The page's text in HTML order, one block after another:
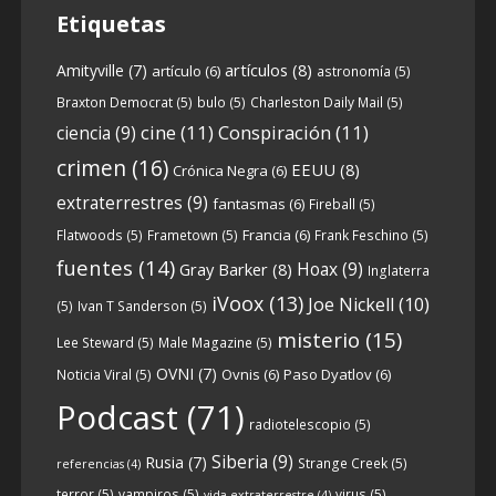
6 0 View on facebook
Crónicas de Nantucket
5 years ago
Descargar
https://www.ivoox.com/cdn-6x05-8211-
qanon-parte-1-origenes-audios-
mp3_rf_67157433_1.html
orígenes y desarrollo de Qanon, la madre
de todas las...See more
Etiquetas
Amityville (7) artículo (6) artículos (8) astronomía (5)
Braxton Democrat(5) bulo (5) Charleston Daily Mail (5)
ciencia (9) cine (11) Conspiración (11)
crimen (16) Crónica Negra (6) EEUU (8)
extraterrestres (9) fantasmas (6) Fireball (5)
Flatwoods (5) Frametown (5) Francia (6) Frank Feschino (5)
fuentes (14) Gray Barker(8) Hoax(9) Inglaterra
(5) Ivan T Sanderson (5) iVoox(13) Joe Nickell (10)
Lee Steward (5) Male Magazine (5) misterio (15)
Noticia Viral (5) OVNI (7) Ovnis (6) Paso Dyatlov(6)
Podcast (71) radiotelescopio (5)
referencias(4) Rusia (7) Siberia (9) Strange Creek(5)